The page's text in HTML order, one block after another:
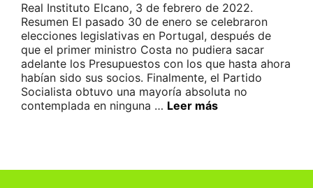
Real Instituto Elcano, 3 de febrero de 2022.
Resumen El pasado 30 de enero se celebraron
elecciones legislativas en Portugal, después de
que el primer ministro Costa no pudiera sacar
adelante los Presupuestos con los que hasta ahora
habían sido sus socios. Finalmente, el Partido
Socialista obtuvo una mayoría absoluta no
contemplada en ninguna … Leer más